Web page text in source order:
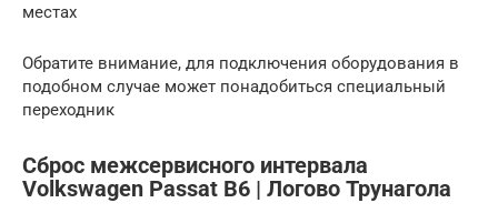
местах
Обратите внимание, для подключения оборудования в
подобном случае может понадобиться специальный
переходник
Сброс межсервисного интервала
Volkswagen Passat B6 | Логово Трунагола